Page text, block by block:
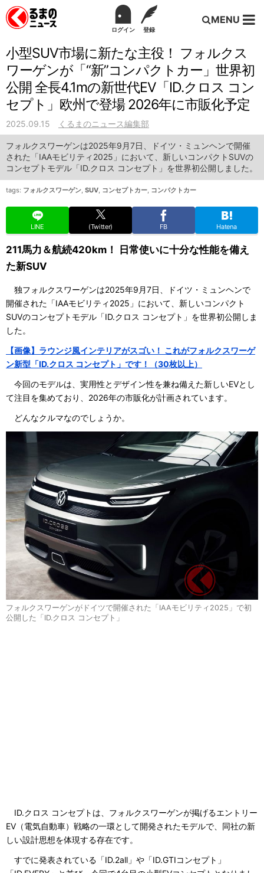
ログイン 登録
MENU
小型SUV市場に新たな主役！ フォルクス
ワーゲンが「“新”コンパクトカー」世界初
公開 全長4.1mの新世代EV「ID.クロス コン
セプト」欧州で登場 2026年に市販化予定
2025.09.15 くるまのニュース編集部
フォルクスワーゲンは2025年9月7日、ドイツ・ミュンヘンで開催
された「IAAモビリティ2025」において、新しいコンパクトSUVの
コンセプトモデル「ID.クロス コンセプト」を世界初公開しました。
tags: フォルクスワーゲン, SUV, コンセプトカー, コンパクトカー
LINE (Twitter) FB Hatena
211馬力＆航続420km！ 日常使いに十分な性能を備え
た新SUV
独フォルクスワーゲンは2025年9月7日、ドイツ・ミュンヘンで
開催された「IAAモビリティ2025」において、新しいコンパクト
SUVのコンセプトモデル「ID.クロス コンセプト」を世界初公開しま
した。
【画像】ラウンジ風インテリアがスゴい！ これがフォルクスワーゲ
ン新型「ID.クロス コンセプト」です！（30枚以上）
今回のモデルは、実用性とデザイン性を兼ね備えた新しいEVとし
て注目を集めており、2026年の市販化が計画されています。
どんなクルマなのでしょうか。
フォルクスワーゲンがドイツで開催された「IAAモビリティ2025」で初
公開した「ID.クロス コンセプト」
ID.クロス コンセプトは、フォルクスワーゲンが掲げるエントリー
EV（電気自動車）戦略の一環として開発されたモデルで、同社の新
しい設計思想を体現する存在です。
すでに発表されている「ID.2all」や「ID.GTIコンセプト」